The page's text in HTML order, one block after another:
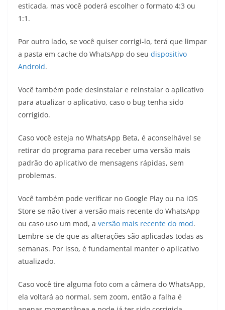
esticada, mas você poderá escolher o formato 4:3 ou
1:1.
Por outro lado, se você quiser corrigi-lo, terá que limpar
a pasta em cache do WhatsApp do seu dispositivo
Android.
Você também pode desinstalar e reinstalar o aplicativo
para atualizar o aplicativo, caso o bug tenha sido
corrigido.
Caso você esteja no WhatsApp Beta, é aconselhável se
retirar do programa para receber uma versão mais
padrão do aplicativo de mensagens rápidas, sem
problemas.
Você também pode verificar no Google Play ou na iOS
Store se não tiver a versão mais recente do WhatsApp
ou caso uso um mod, a versão mais recente do mod.
Lembre-se de que as alterações são aplicadas todas as
semanas. Por isso, é fundamental manter o aplicativo
atualizado.
Caso você tire alguma foto com a câmera do WhatsApp,
ela voltará ao normal, sem zoom, então a falha é